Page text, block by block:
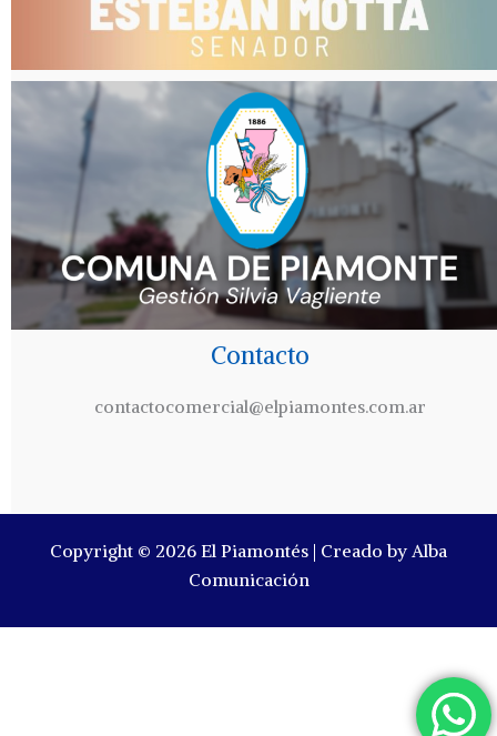
Contacto
contactocomercial@elpiamontes.com.ar
Copyright © 2026 El Piamontés | Creado by Alba
Comunicación